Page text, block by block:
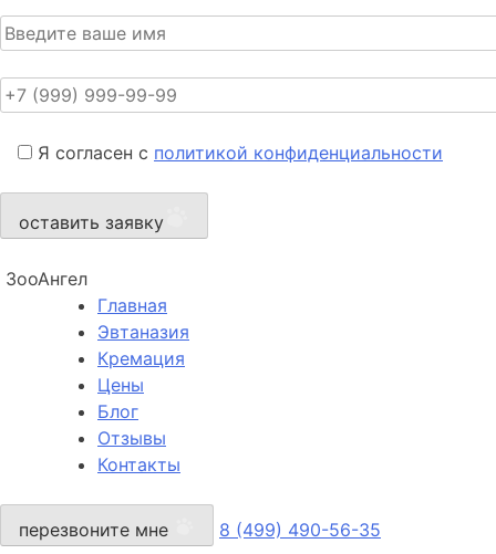
Я согласен с политикой конфиденциальности
оставить заявку
ЗооАнгел
Главная
Эвтаназия
Кремация
Цены
Блог
Отзывы
Контакты
перезвоните мне 8 (499) 490-56-35